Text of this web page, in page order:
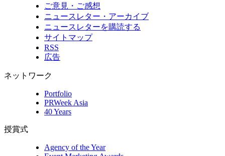
ご意見・ご感想
ニュースレター・アーカイブ
ニュースレターを購読する
サイトマップ
RSS
広告
ネットワーク
Portfolio
PRWeek Asia
40 Years
授賞式
Agency of the Year